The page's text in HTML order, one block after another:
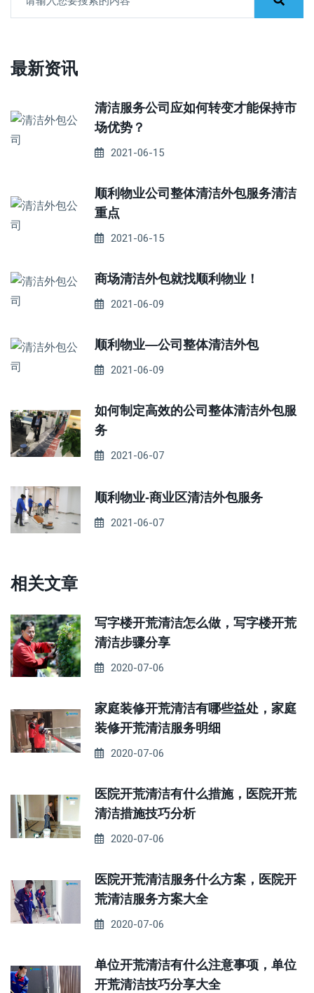
最新资讯
清洁服务公司应如何转变才能保持市
场优势？
2021-06-15
顺利物业公司整体清洁外包服务清洁
重点
2021-06-15
商场清洁外包就找顺利物业！
2021-06-09
顺利物业—公司整体清洁外包
2021-06-09
如何制定高效的公司整体清洁外包服
务
2021-06-07
顺利物业-商业区清洁外包服务
2021-06-07
相关文章
写字楼开荒清洁怎么做，写字楼开荒
清洁步骤分享
2020-07-06
家庭装修开荒清洁有哪些益处，家庭
装修开荒清洁服务明细
2020-07-06
医院开荒清洁有什么措施，医院开荒
清洁措施技巧分析
2020-07-06
医院开荒清洁服务什么方案，医院开
荒清洁服务方案大全
2020-07-06
单位开荒清洁有什么注意事项，单位
开荒清洁技巧分享大全